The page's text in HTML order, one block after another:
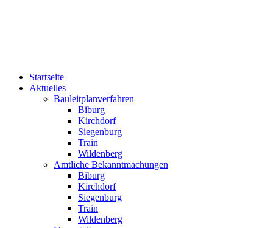
Startseite
Aktuelles
Bauleitplanverfahren
Biburg
Kirchdorf
Siegenburg
Train
Wildenberg
Amtliche Bekanntmachungen
Biburg
Kirchdorf
Siegenburg
Train
Wildenberg